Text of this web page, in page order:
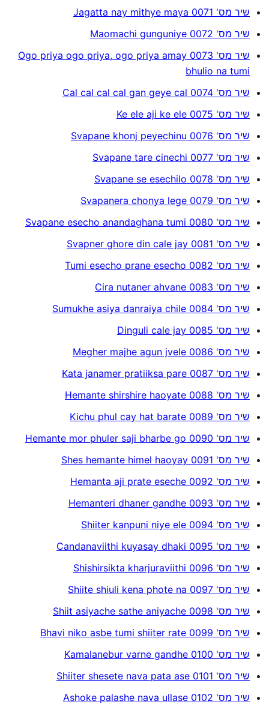
שיר מס' 0071 Jagatta nay mithye maya
שיר מס' 0072 Maomachi gunguniye
שיר מס' 0073 Ogo priya ogo priya, ogo priya amay
bhulio na tumi
שיר מס' 0074 Cal cal cal cal gan geye cal
שיר מס' 0075 Ke ele aji ke ele
שיר מס' 0076 Svapane khonj peyechinu
שיר מס' 0077 Svapane tare cinechi
שיר מס' 0078 Svapane se esechilo
שיר מס' 0079 Svapanera chonya lege
שיר מס' 0080 Svapane esecho anandaghana tumi
שיר מס' 0081 Svapner ghore din cale jay
שיר מס' 0082 Tumi esecho prane esecho
שיר מס' 0083 Cira nutaner ahvane
שיר מס' 0084 Sumukhe asiya danraiya chile
שיר מס' 0085 Dinguli cale jay
שיר מס' 0086 Megher majhe agun jvele
שיר מס' 0087 Kata janamer pratiiksa pare
שיר מס' 0088 Hemante shirshire haoyate
שיר מס' 0089 Kichu phul cay hat barate
שיר מס' 0090 Hemante mor phuler saji bharbe go
שיר מס' 0091 Shes hemante himel haoyay
שיר מס' 0092 Hemanta aji prate eseche
שיר מס' 0093 Hemanteri dhaner gandhe
שיר מס' 0094 Shiiter kanpuni niye ele
שיר מס' 0095 Candanaviithi kuyasay dhaki
שיר מס' 0096 Shishirsikta kharjuraviithi
שיר מס' 0097 Shiite shiuli kena phote na
שיר מס' 0098 Shiit asiyache sathe aniyache
שיר מס' 0099 Bhavi niko asbe tumi shiiter rate
שיר מס' 0100 Kamalanebur varne gandhe
שיר מס' 0101 Shiiter shesete nava pata ase
שיר מס' 0102 Ashoke palashe nava ullase